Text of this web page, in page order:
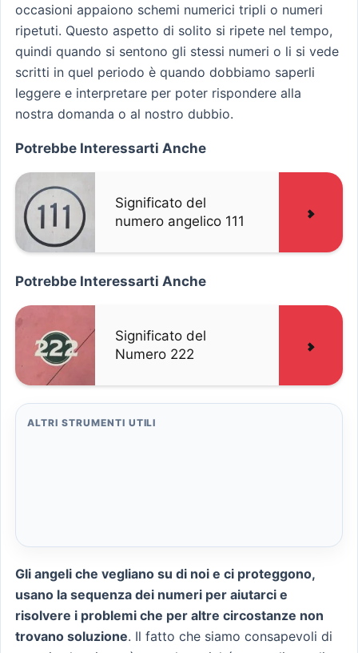
occasioni appaiono schemi numerici tripli o numeri
ripetuti. Questo aspetto di solito si ripete nel tempo,
quindi quando si sentono gli stessi numeri o li si vede
scritti in quel periodo è quando dobbiamo saperli
leggere e interpretare per poter rispondere alla
nostra domanda o al nostro dubbio.
Potrebbe Interessarti Anche
Significato del
numero angelico 111
Potrebbe Interessarti Anche
Significato del
Numero 222
ALTRI STRUMENTI UTILI
Gli angeli che vegliano su di noi e ci proteggono,
usano la sequenza dei numeri per aiutarci e
risolvere i problemi che per altre circostanze non
trovano soluzione. Il fatto che siamo consapevoli di